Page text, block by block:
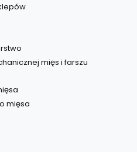
mięs i farszu
mięsa